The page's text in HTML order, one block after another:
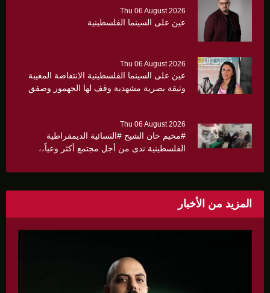
Thu 06 August 2026
عين على السينما الفلسطينية
Thu 06 August 2026
عين على السينما الفلسطينية الانتفاضة المغيبة
وثيقة بصرية مشهدية وقف لها الجهمور وصفق
Thu 06 August 2026
#مخيم خان الشيح #النسائية الديمقراطية
الفلسطينية ندى من أجل مجتمع أكثر وعياً،،
بروشورات توعوية على سيدات الحي.
المزيد من الأخبار